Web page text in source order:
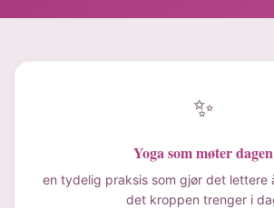
✨
Yoga som møter dagen
en tydelig praksis som gjør det lettere
det kroppen trenger i